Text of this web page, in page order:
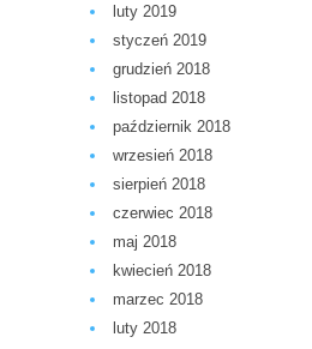
luty 2019
styczeń 2019
grudzień 2018
listopad 2018
październik 2018
wrzesień 2018
sierpień 2018
czerwiec 2018
maj 2018
kwiecień 2018
marzec 2018
luty 2018